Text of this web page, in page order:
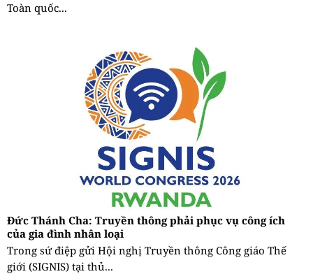
Toàn quốc...
Đức Thánh Cha: Truyền thông phải phục vụ công ích
của gia đình nhân loại
Trong sứ điệp gửi Hội nghị Truyền thông Công giáo Thế
giới (SIGNIS) tại thủ...